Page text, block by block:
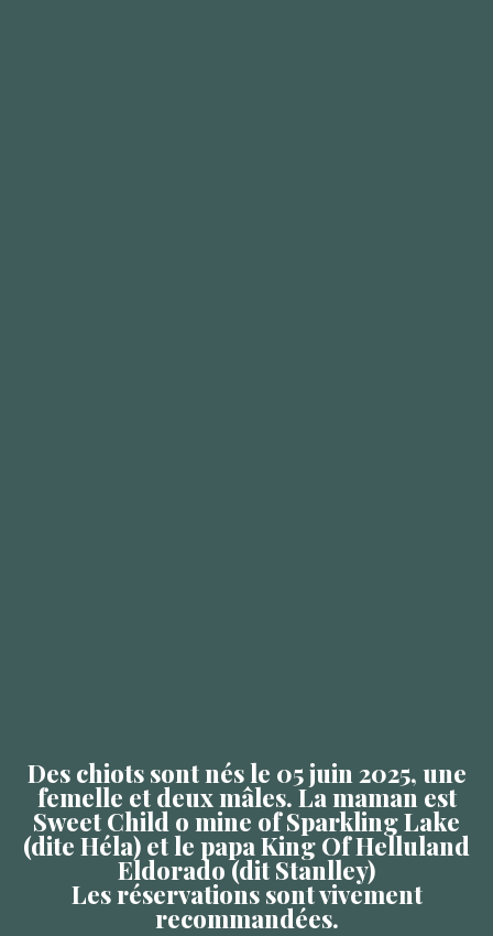
Des chiots sont nés le 05 juin 2025, une
femelle et deux mâles. La maman est
Sweet Child o mine of Sparkling Lake
(dite Héla) et le papa King Of Helluland
Eldorado (dit Stanlley)
Les réservations sont vivement
recommandées.